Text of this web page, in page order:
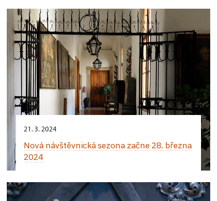
21. 3. 2024
Nová návštěvnická sezona začne 28. března
2024